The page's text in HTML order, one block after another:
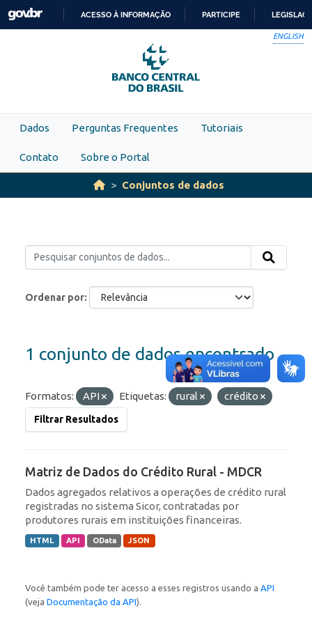
Skip to main content
PARA
O
CONTEÚDO
ACESSO À INFORMAÇÃO PARTICIPE
ENGLISH
Dados Perguntas Frequentes Tutoriais
Contato Sobre o Portal
Conjuntos de dados
Ordenar por
1 conjunto de dados encontrado
Formatos: API Etiquetas: rural crédito
Filtrar Resultados
Matriz de Dados do Crédito Rural - MDCR
Dados agregados relativos a operações de crédito rural
registradas no sistema Sicor, contratadas por
produtores rurais em instituições financeiras.
HTML API OData JSON
Você também pode ter acesso a esses registros usando a API
(veja Documentação da API).